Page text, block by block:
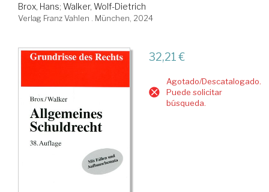
Brox, Hans; Walker, Wolf-Dietrich
Verlag Franz Vahlen . München, 2024
32,21 €
Agotado/Descatalogado.
Puede solicitar
búsqueda.